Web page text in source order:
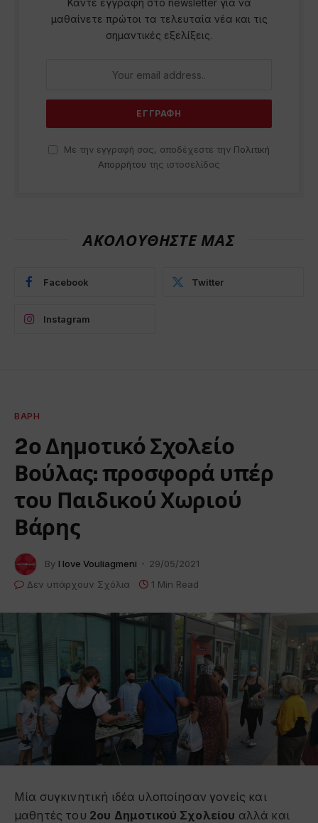
Κάντε εγγραφή στο newsletter για να
μαθαίνετε πρώτοι τα τελευταία νέα και τις
σημαντικές εξελίξεις.
Με την εγγραφή σας, αποδέχεστε την Πολιτική
Απορρήτου της ιστοσελίδας
ΑΚΟΛΟΥΘΗΣΤΕ ΜΑΣ
Facebook Twitter
Instagram
ΒΆΡΗ
2ο Δημοτικό Σχολείο
Βούλας: προσφορά υπέρ
του Παιδικού Χωριού
Βάρης
By I love Vouliagmeni
29/05/2021
Δεν υπάρχουν Σχόλια
1 Min Read
Μία συγκινητική ιδέα υλοποίησαν γονείς και
μαθητές του 2ου Δημοτικού Σχολείου αλλά και